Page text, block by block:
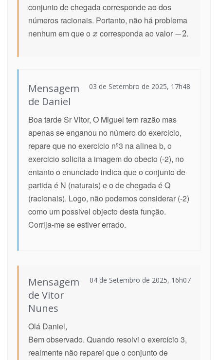
conjunto de chegada corresponde ao dos
números racionais. Portanto, não há problema
nenhum em que o
corresponda ao valor .
03 de Setembro de 2025, 17h48
Mensagem
de Daniel
Boa tarde Sr Vitor, O Miguel tem razão mas
apenas se enganou no número do exercicio,
repare que no exercicio nº3 na alinea b, o
exercicio solicita a imagem do obecto (-2), no
entanto o enunciado indica que o conjunto de
partida é N (naturais) e o de chegada é Q
(racionais). Logo, não podemos considerar (-2)
como um possivel objecto desta função.
Corrija-me se estiver errado.
04 de Setembro de 2025, 16h07
Mensagem
de Vitor
Nunes
Olá Daniel,
Bem observado. Quando resolvi o exercício 3,
realmente não reparei que o conjunto de